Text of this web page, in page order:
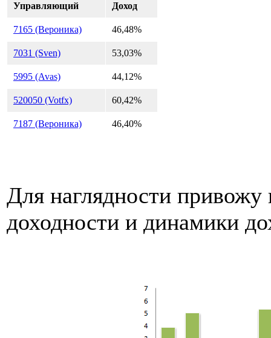
Управляющий Доход
7165 (Вероника) 46,48%
7031 (Sven) 53,03%
5995 (Avas) 44,12%
520050 (Votfx) 60,42%
7187 (Вероника) 46,40%
Для наглядности
доходности и динамики